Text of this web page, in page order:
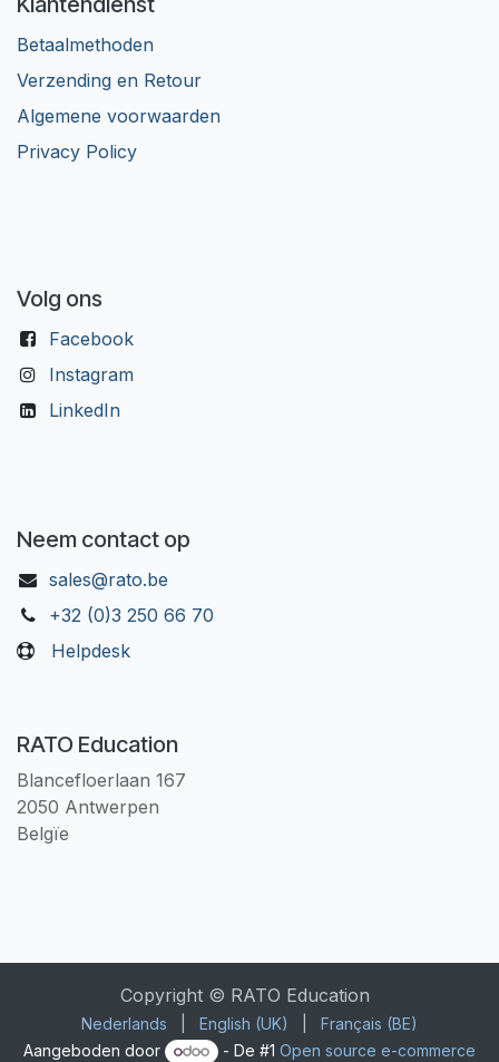
Betaalmethoden
Verzending en Retour
Algemene voorwaarden
Privacy Policy
Volg ons
Facebook
Instagram
LinkedIn
Neem contact op
sales@rato.be
+32 (0)3 250 66 70
Helpdesk
RATO Education
Blancefloerlaan 167
2050 Antwerpen
Belgïe
Copyright © RATO Education
Nederlands English (UK)
Français (BE)
Aangeboden door
- De #1Open source e-commerce